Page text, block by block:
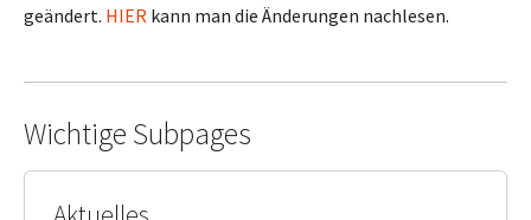
geändert. HIER kann man die Änderungen nachlesen.
Wichtige Subpages